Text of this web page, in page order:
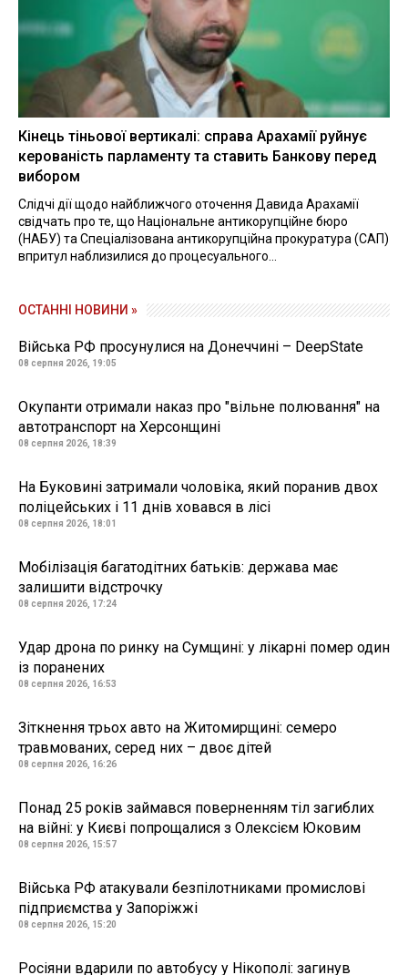
Кінець тіньової вертикалі: справа Арахамії руйнує
керованість парламенту та ставить Банкову перед
вибором
Слідчі дії щодо найближчого оточення Давида Арахамії
свідчать про те, що Національне антикорупційне бюро
(НАБУ) та Спеціалізована антикорупційна прокуратура (САП)
впритул наблизилися до процесуального...
ОСТАННІ НОВИНИ »
Війська РФ просунулися на Донеччині – DeepState
08 серпня 2026, 19:05
Окупанти отримали наказ про "вільне полювання" на
автотранспорт на Херсонщині
08 серпня 2026, 18:39
На Буковині затримали чоловіка, який поранив двох
поліцейських і 11 днів ховався в лісі
08 серпня 2026, 18:01
Мобілізація багатодітних батьків: держава має
залишити відстрочку
08 серпня 2026, 17:24
Удар дрона по ринку на Сумщині: у лікарні помер один
із поранених
08 серпня 2026, 16:53
Зіткнення трьох авто на Житомирщині: семеро
травмованих, серед них – двоє дітей
08 серпня 2026, 16:26
Понад 25 років займався поверненням тіл загиблих
на війні: у Києві попрощалися з Олексієм Юковим
08 серпня 2026, 15:57
Війська РФ атакували безпілотниками промислові
підприємства у Запоріжжі
08 серпня 2026, 15:20
Росіяни вдарили по автобусу у Нікополі: загинув